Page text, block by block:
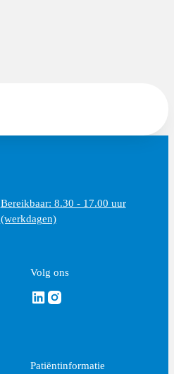
Bereikbaar: 8.30 - 17.00 uur
(werkdagen)
Volg ons
Volg ons via Linkedin
Volg ons via Instagram
Patiëntinformatie